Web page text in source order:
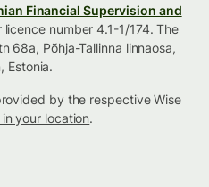
Financial Supervision and
licence number 4.1-1/174. The
68a, Põhja-Tallinna linnaosa,
Estonia.
by the respective Wise
your location.